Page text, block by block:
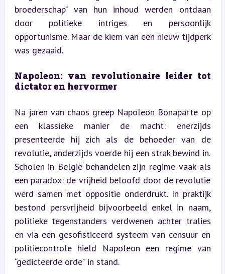
broederschap” van hun inhoud werden ontdaan
door politieke intriges en persoonlijk
opportunisme. Maar de kiem van een nieuw tijdperk
was gezaaid.
Napoleon: van revolutionaire leider tot
dictator en hervormer
Na jaren van chaos greep Napoleon Bonaparte op
een klassieke manier de macht: enerzijds
presenteerde hij zich als de behoeder van de
revolutie, anderzijds voerde hij een strak bewind in.
Scholen in België behandelen zijn regime vaak als
een paradox: de vrijheid beloofd door de revolutie
werd samen met oppositie onderdrukt. In praktijk
bestond persvrijheid bijvoorbeeld enkel in naam,
politieke tegenstanders verdwenen achter tralies
en via een gesofisticeerd systeem van censuur en
politiecontrole hield Napoleon een regime van
“gedicteerde orde” in stand.